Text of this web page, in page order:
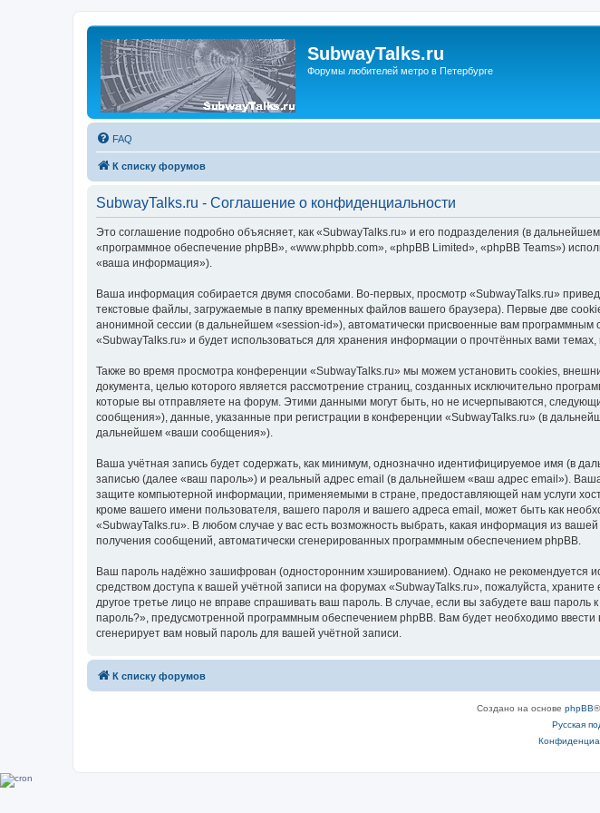
SubwayTalks.ru
Форумы любителей метро в Петербурге
FAQ
К списку форумов
SubwayTalks.ru - Соглашение о конфиденциальности
Это соглашение подробно объясняет, как «SubwayTalks.ru» и его подразделения (в
«программное обеспечение phpBB», «www.phpbb.com», «phpBB Limited», «phpBB Teams»)
«ваша информация»).
Ваша информация собирается двумя способами. Во-первых, просмотр «SubwayTalks.ru»
текстовые файлы, загружаемые в папку временных файлов вашего браузера). Первые две
анонимной сессии (в дальнейшем «session-id»), автоматически присвоенные вам
«SubwayTalks.ru» и будет использоваться для хранения информации о прочтённых вами
Также во время просмотра конференции «SubwayTalks.ru» мы можем установить cookies,
документа, целью которого является рассмотрение страниц, созданных исключительно
которые вы отправляете на форум. Этими данными могут быть, но не исчерпываются,
сообщения»), данные, указанные при регистрации в конференции «SubwayTalks.ru» (в
дальнейшем «ваши сообщения»).
Ваша учётная запись будет содержать, как минимум, однозначно идентифицируемое имя (в
записью (далее «ваш пароль») и реальный адрес email (в дальнейшем «ваш адрес email»).
защите компьютерной информации, применяемыми в стране, предоставляющей нам услуги
кроме вашего имени пользователя, вашего пароля и вашего адреса email, может быть как
«SubwayTalks.ru». В любом случае у вас есть возможность выбрать, какая информация из
получения сообщений, автоматически сгенерированных программным обеспечением phpBB.
Ваш пароль надёжно зашифрован (односторонним хэшированием). Однако не рекомендуется
средством доступа к вашей учётной записи на форумах «SubwayTalks.ru», пожалуйста,
другое третье лицо не вправе спрашивать ваш пароль. В случае, если вы забудете ваш
пароль?», предусмотренной программным обеспечением phpBB. Вам будет необходимо
сгенерирует вам новый пароль для вашей учётной записи.
К списку форумов
Создано на основе phpBB
Русская